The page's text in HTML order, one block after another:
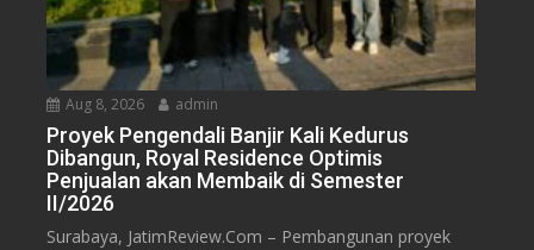
Aug 8, 2026 admin
Proyek Pengendali Banjir Kali Kedurus
Dibangun, Royal Residence Optimis
Penjualan akan Membaik di Semester
II/2026
Surabaya, JatimReview.Com – Pembangunan proyek